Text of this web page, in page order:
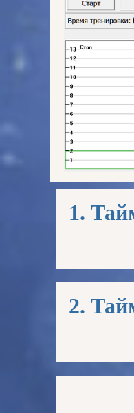
1.
2.